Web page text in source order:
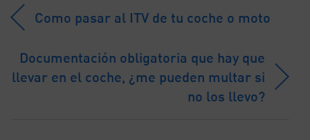
Como pasar al ITV de tu coche o moto
Documentación obligatoria que hay que
llevar en el coche, ¿me pueden multar si
no los llevo?